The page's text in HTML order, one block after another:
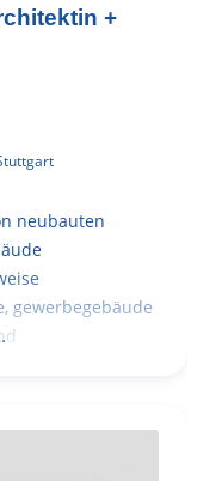
+
neubauten
gewerbegebäude